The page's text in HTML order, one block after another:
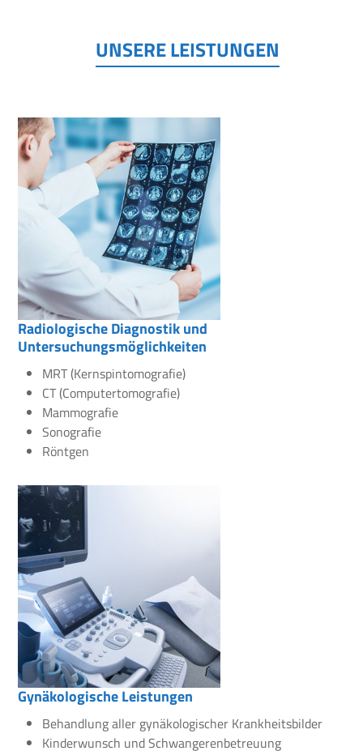
UNSERE LEISTUNGEN
Radiologische Diagnostik und
Untersuchungsmöglichkeiten
MRT (Kernspintomografie)
CT (Computertomografie)
Mammografie
Sonografie
Röntgen
Gynäkologische Leistungen
Behandlung aller gynäkologischer Krankheitsbilder
Kinderwunsch und Schwangerenbetreuung